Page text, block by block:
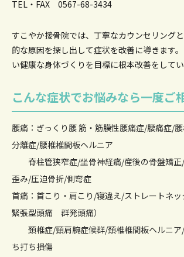
TEL・FAX 0567-68-3434
すこやか接骨院では、丁寧なカウンセリング
的な原因を探し出して症状を改善に導きます
い健康な身体づくりを目標に根本改善をしてい
こんな症状でお悩みなら一度ご
腰痛：ぎっくり腰 筋・筋膜性腰痛症/腰痛症/
分離症/腰椎椎間板ヘルニア
脊柱管狭窄症/坐骨神経痛/産後の骨盤矯正
歪み/圧迫骨折/側弯症
首痛：首こり・肩こり/寝違え/ストレートネ
緊張型頭痛 群発頭痛）
頚椎症/頸肩腕症候群/頚椎椎間板ヘルニア
ち打ち損傷